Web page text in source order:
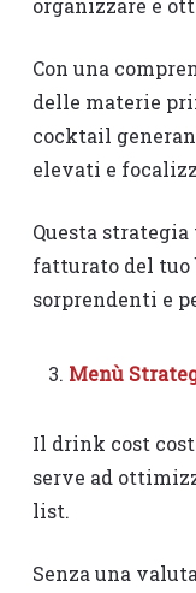
organizzare e
Con una
delle materie
cocktail
elevati e
Questa
fatturato del
sorprendenti e
Menù
Il drink cost
serve ad
list.
Senza una